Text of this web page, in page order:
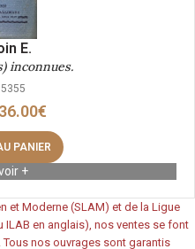
E.
inconnues.
36.00€
PANIER
+
et Moderne (SLAM) et de la Ligue
ILAB en anglais), nos ventes se font
nos ouvrages sont garantis